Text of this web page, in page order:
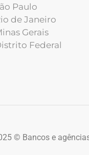
Paulo
de Janeiro
Gerais
Federal
© Bancos e